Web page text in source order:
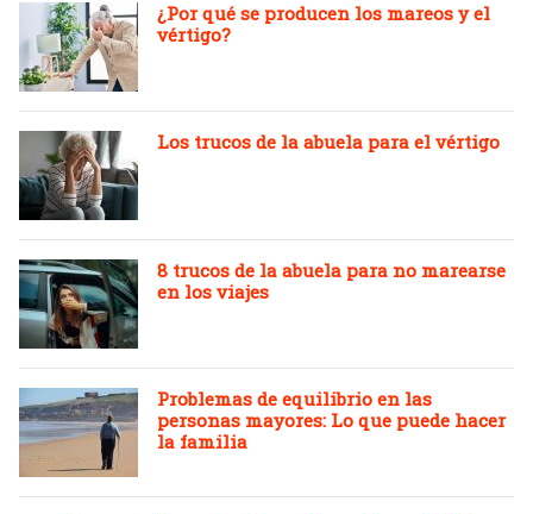
¿Por qué se producen los mareos y el
vértigo?
Los trucos de la abuela para el vértigo
8 trucos de la abuela para no marearse
en los viajes
Problemas de equilibrio en las
personas mayores: Lo que puede hacer
la familia